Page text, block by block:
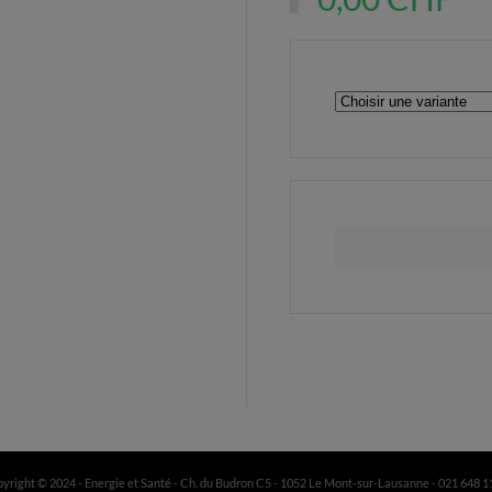
© 2024 - Energie et Santé - Ch. du Budron C5 - 1052 Le Mont-sur-Lausanne - 021 648